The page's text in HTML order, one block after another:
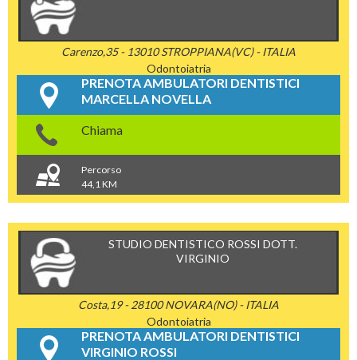
Carenzo,35 - 13010 STROPPIANA(VC) - ITALIA
Odontoiatria
PRENOTA AMBULATORI DENTISTICI
MARCELLA NOVELLA
Chiama
Percorso
44,1 KM
STUDIO DENTISTICO ROSSI DOTT.
VIRGINIO
Costa,19 - 28100 NOVARA(NO) - ITALIA
Odontoiatria
PRENOTA AMBULATORI DENTISTICI
VIRGINIO ROSSI